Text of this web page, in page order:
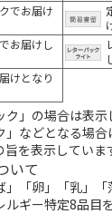
でお届け
お届けし
けとなり
ク」の場合は表
」などとなる場
を表示していま
いて
」「卵」「乳」
ルギー特定8品目